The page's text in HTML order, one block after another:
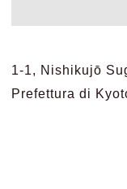
1-1, Nishikujō
Prefettura di